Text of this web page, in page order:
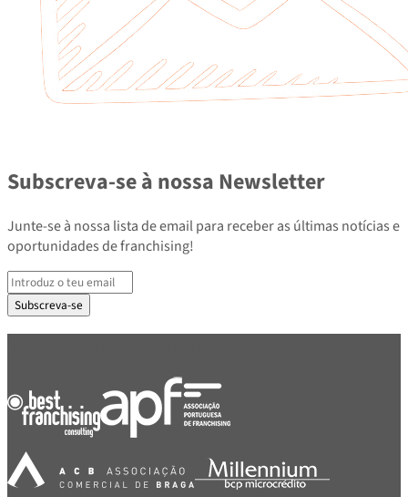
Subscreva-se à nossa Newsletter
Junte-se à nossa lista de email para receber as últimas notícias e
oportunidades de franchising!
Subscreva-se